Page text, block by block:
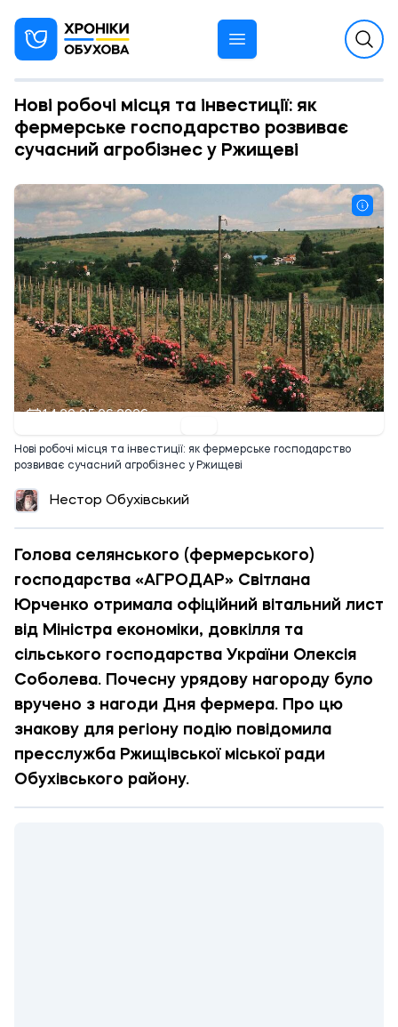
Нові робочі місця та інвестиції: як
фермерське господарство розвиває
сучасний агробізнес у Ржищеві
14:20 25.06.2026
Нові робочі місця та інвестиції: як фермерське господарство
розвиває сучасний агробізнес у Ржищеві
Нестор Обухівський
Голова селянського (фермерського)
господарства «АГРОДАР» Світлана
Юрченко отримала офіційний вітальний лист
від Міністра економіки, довкілля та
сільського господарства України Олексія
Соболева. Почесну урядову нагороду було
вручено з нагоди Дня фермера. Про цю
знакову для регіону подію повідомила
пресслужба Ржищівської міської ради
Обухівського району.